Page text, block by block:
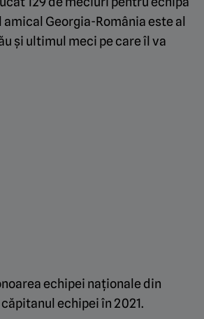
Georgia-România este al
și ultimul meci pe care îl va
echipei naționale din
echipei în 2021.